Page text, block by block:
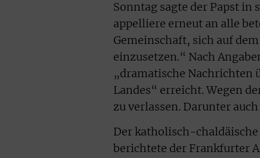
Sonntag sagte der Papst
appelliere erneut an alle
Gemeinschaft, sich auf
einzusetzen.“ Nach
„dramatische Nachrichten
Landes“ erreicht. Wegen
zu verlassen. Darunter
Der katholisch-
berichtete der Frankfurter